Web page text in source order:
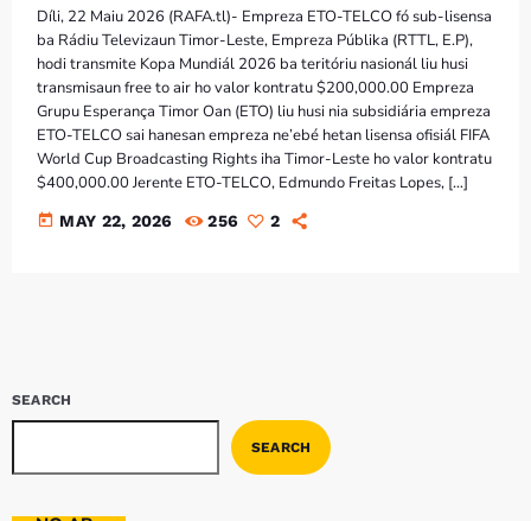
PORTUGUÊS
PRÓXIMOS PROGRAMAS
Díli, 22 Maiu 2026 (RAFA.tl)- Empreza ETO-TELCO fó sub-lisensa
ba Rádiu Televizaun Timor-Leste, Empreza Públika (RTTL, E.P),
hodi transmite Kopa Mundiál 2026 ba teritóriu nasionál liu husi
transmisaun free to air ho valor kontratu $200,000.00 Empreza
Grupu Esperança Timor Oan (ETO) liu husi nia subsidiária empreza
ETO-TELCO sai hanesan empreza ne’ebé hetan lisensa ofisiál FIFA
World Cup Broadcasting Rights iha Timor-Leste ho valor kontratu
$400,000.00 Jerente ETO-TELCO, Edmundo Freitas Lopes, […]
today MAY 22, 2026 256 2
SEARCH
SEARCH